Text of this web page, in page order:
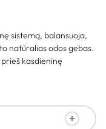
sistemą, balansuoja,
natūralias odos gebas.
kasdieninę